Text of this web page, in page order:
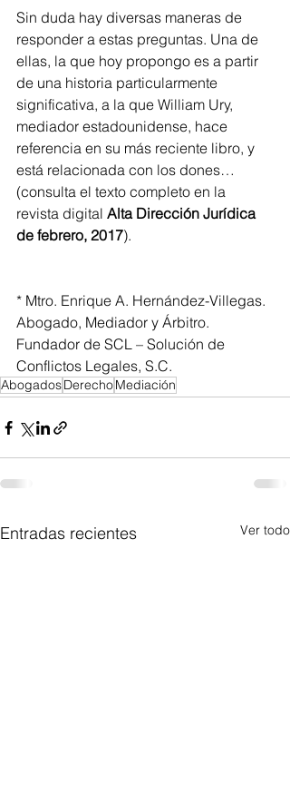
Sin duda hay diversas maneras de
responder a estas preguntas. Una de
ellas, la que hoy propongo es a partir
de una historia particularmente
significativa, a la que William Ury,
mediador estadounidense, hace
referencia en su más reciente libro, y
está relacionada con los dones…
(consulta el texto completo en la
revista digital Alta Dirección Jurídica
de febrero, 2017).
* Mtro. Enrique A. Hernández-Villegas.
Abogado, Mediador y Árbitro.
Fundador de SCL – Solución de
Conflictos Legales, S.C.
AbogadosDerechoMediación
Entradas recientes Ver todo